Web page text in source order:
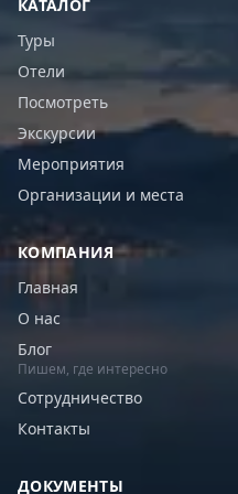
КАТАЛОГ
Туры
Отели
Посмотреть
Экскурсии
Мероприятия
Организации и места
КОМПАНИЯ
Главная
О нас
Блог
Пишем, где интересно
Сотрудничество
Контакты
ДОКУМЕНТЫ